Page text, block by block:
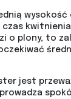
wysokość
o plony, to
jest